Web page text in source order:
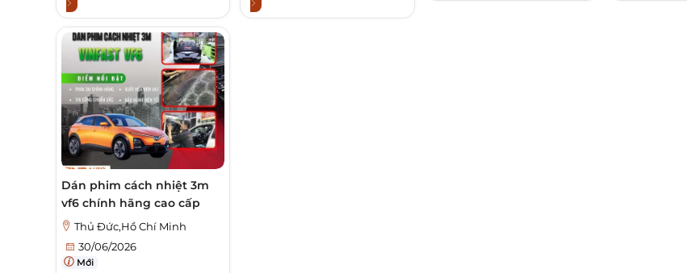
Dán phim cách nhiệt 3m
vf6 chính hãng cao cấp
Thủ Đức,Hồ Chí Minh
30/06/2026
Mới